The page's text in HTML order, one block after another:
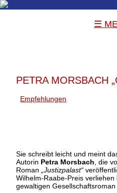
☰
PETRA MORSBACH
Empfehlungen
Sie schreibt leicht und meint
Autorin Petra Morsbach , die
Roman
„Justizpalast“
Wilhelm-Raabe-Preis
gewaltigen